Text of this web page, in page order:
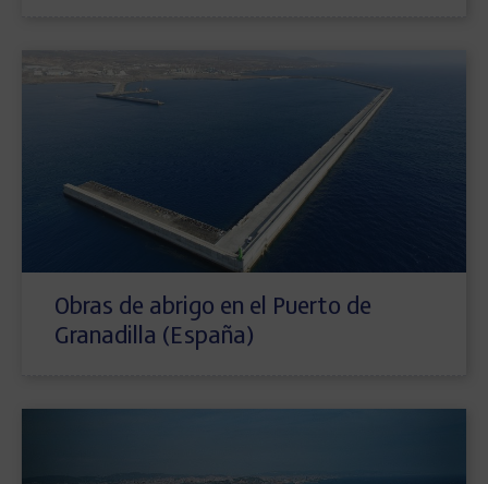
Obras de abrigo en el Puerto de
Granadilla (España)